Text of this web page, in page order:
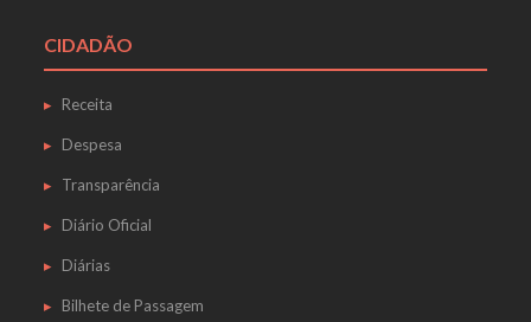
CIDADÃO
Receita
Despesa
Transparência
Diário Oficial
Diárias
Bilhete de Passagem